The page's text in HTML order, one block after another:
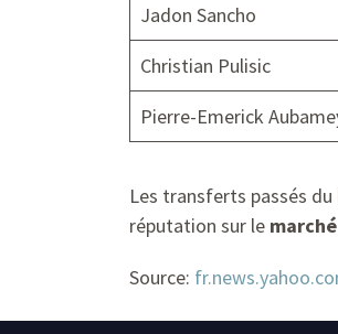
Jadon Sancho
Christian Pulisic
Pierre-Emerick
Les transferts passés du
réputation sur le
Source: